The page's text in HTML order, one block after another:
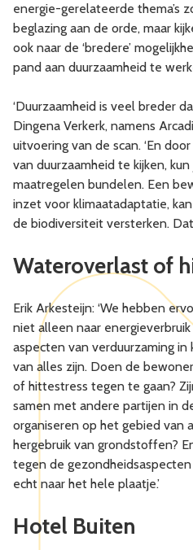
energie-gerelateerde thema’s
beglazing aan de orde, maar
ook naar de ‘bredere’
pand aan duurzaamheid te
‘Duurzaamheid is veel breder
Dingena Verkerk, namens
uitvoering van de scan. ‘En
van duurzaamheid te kijken,
maatregelen bundelen. Een
inzet voor klimaatadaptatie,
de biodiversiteit versterken.
Wateroverlast of
Erik Arkesteijn: ‘We hebben
niet alleen naar
aspecten van verduurzaming
van alles zijn. Doen de
of hittestress tegen te gaan?
samen met andere partijen in
organiseren op het gebied van
hergebruik van grondstoffen?
tegen de
echt naar het hele plaatje.’
Hotel Buiten